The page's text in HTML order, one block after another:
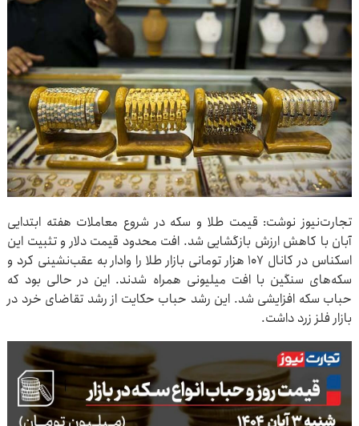
تجارت‌نیوز نوشت: قیمت طلا و سکه در شروع معاملات هفته ابتدایی
آبان با کاهش ارزش بازگشایی شد. افت محدود قیمت دلار و تثبیت این
اسکناس در کانال ۱۰۷ هزار تومانی بازار طلا را وادار به عقب‌نشینی کرد و
سکه‌های سنگین با افت میلیونی همراه شدند. این در حالی بود که
حباب سکه افزایشی شد. این رشد حباب حکایت از رشد تقاضای خرد در
بازار فلز زرد داشت.